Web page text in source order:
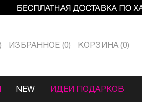
ИЗБРАННОЕ 0 КОРЗИНА 0
NEW ИДЕИ ПОДАРКОВ